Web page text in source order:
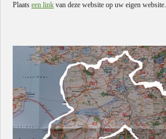
Plaats een link van deze website op uw eigen website.